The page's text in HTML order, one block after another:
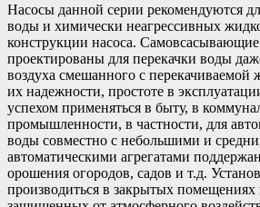
Насосы данной серии рекомендуются
воды и химически неагрессивных
конструкции насоса.
проектированы для перекачки воды
воздуха смешанного с перекачиваемой
их надежности, простоте в
успехом применяться в быту, в
промышленности, в частности, для
воды совместно с небольшими и
автоматическими агрегатами
орошения огородов, садов и т.д.
производиться в закрытых помещениях